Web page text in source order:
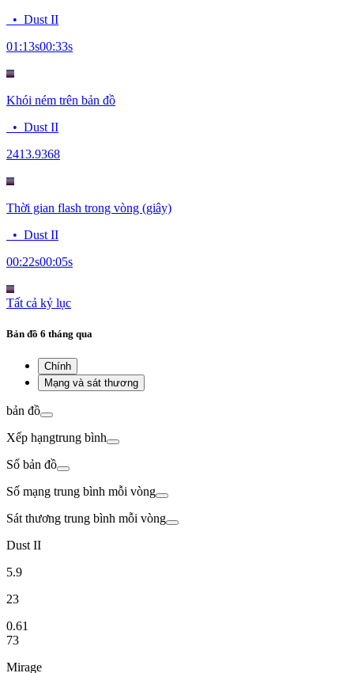
• Dust II
01:13s00:33s
Khói ném trên bản đồ
• Dust II
2413.9368
Thời gian flash trong vòng (giây)
• Dust II
00:22s00:05s
Tất cả kỷ lục
Bản đồ 6 tháng qua
Chính
Mạng và sát thương
bản đồ
Xếp hạngtrung bình
Số bản đồ
Số mạng trung bình mỗi vòng
Sát thương trung bình mỗi vòng
Dust II
5.9
23
0.61
73
Mirage